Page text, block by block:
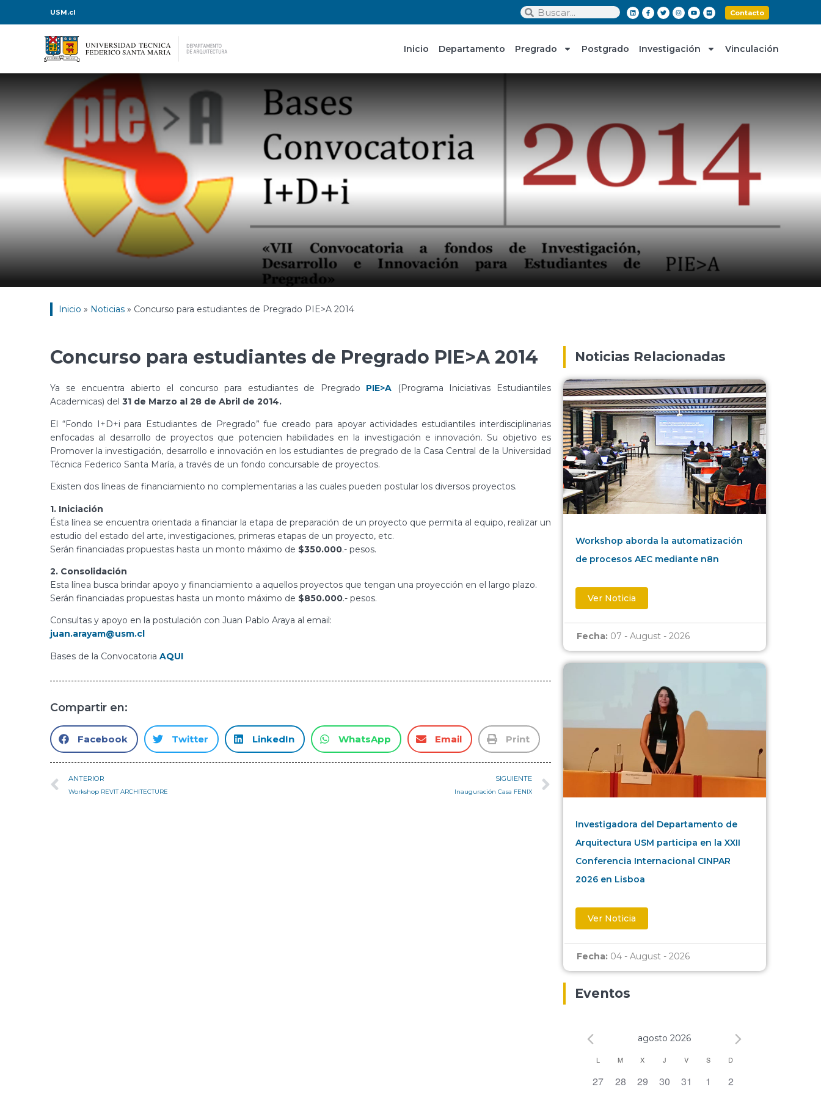
USM.cl Contacto
Inicio Departamento Pregrado Postgrado Investigación Vinculación
Inicio » Noticias » Concurso para estudiantes de Pregrado PIE>A 2014
Concurso para estudiantes de Pregrado PIE>A 2014
Ya se encuentra abierto el concurso para estudiantes de Pregrado PIE>A (Programa Iniciativas Estudiantiles
Academicas) del 31 de Marzo al 28 de Abril de 2014.
El “Fondo I+D+i para Estudiantes de Pregrado” fue creado para apoyar actividades estudiantiles interdisciplinarias
enfocadas al desarrollo de proyectos que potencien habilidades en la investigación e innovación. Su objetivo es
Promover la investigación, desarrollo e innovación en los estudiantes de pregrado de la Casa Central de la Universidad
Técnica Federico Santa María, a través de un fondo concursable de proyectos.
Existen dos líneas de financiamiento no complementarias a las cuales pueden postular los diversos proyectos.
1. Iniciación
Ésta línea se encuentra orientada a financiar la etapa de preparación de un proyecto que permita al equipo, realizar un
estudio del estado del arte, investigaciones, primeras etapas de un proyecto, etc.
Serán financiadas propuestas hasta un monto máximo de $350.000.- pesos.
2. Consolidación
Esta línea busca brindar apoyo y financiamiento a aquellos proyectos que tengan una proyección en el largo plazo.
Serán financiadas propuestas hasta un monto máximo de $850.000.- pesos.
Consultas y apoyo en la postulación con Juan Pablo Araya al email:
juan.arayam@usm.cl
Bases de la Convocatoria AQUI
Compartir en:
Facebook Twitter LinkedIn WhatsApp Email Print
ANTERIOR
Workshop REVIT ARCHITECTURE
SIGUIENTE
Inauguración Casa FENIX
Noticias Relacionadas
Workshop aborda la automatización
de procesos AEC mediante n8n
Ver Noticia
Fecha: 07 - August - 2026
Investigadora del Departamento de
Arquitectura USM participa en la XXII
Conferencia Internacional CINPAR
2026 en Lisboa
Ver Noticia
Fecha: 04 - August - 2026
Eventos
agosto 2026
Calendario
de
L M X J V S D
0 eventos,
27 0 eventos,
28 0 eventos,
29 0 eventos,
30 0 eventos,
31 0 eventos,
1 0 eventos,
2